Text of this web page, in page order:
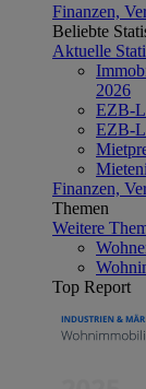
Finanzen,
Beliebte
Aktuelle
2026
EZB-
EZB-
Finanzen,
Themen
Weitere
Top Report